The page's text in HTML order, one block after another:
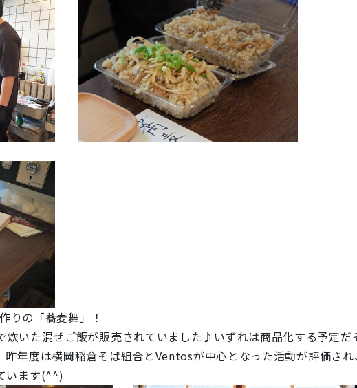
りの「蕎麦舞」！
いた混ぜご飯が販売されていました♪いずれは商品化する予定だ
昨年度は横岡稲倉そば組合とVentosが中心となった活動が評価さ
います(^^)